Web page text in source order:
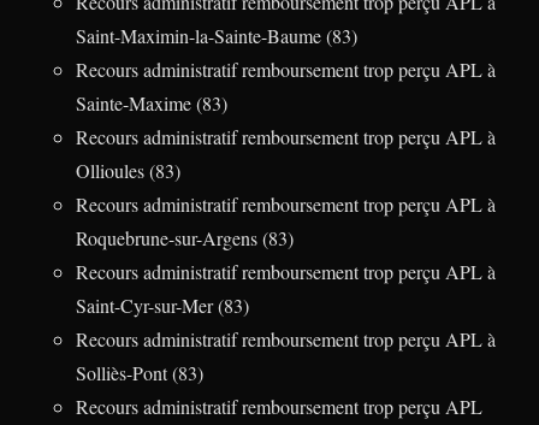
Saint-Maximin-la-Sainte-Baume (83)
Recours administratif remboursement trop perçu APL à
Sainte-Maxime (83)
Recours administratif remboursement trop perçu APL à
Ollioules (83)
Recours administratif remboursement trop perçu APL à
Roquebrune-sur-Argens (83)
Recours administratif remboursement trop perçu APL à
Saint-Cyr-sur-Mer (83)
Recours administratif remboursement trop perçu APL à
Solliès-Pont (83)
Recours administratif remboursement trop perçu APL